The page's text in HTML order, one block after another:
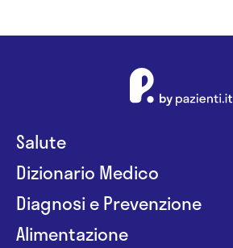
Salute
Dizionario Medico
Diagnosi e Prevenzione
Alimentazione